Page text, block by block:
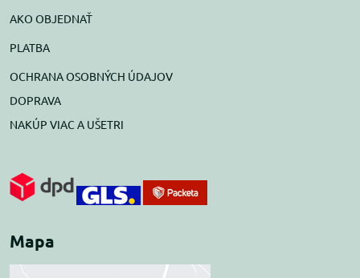
AKO OBJEDNAŤ
PLATBA
OCHRANA OSOBNÝCH ÚDAJOV
DOPRAVA
NAKÚP VIAC A UŠETRI
Mapa